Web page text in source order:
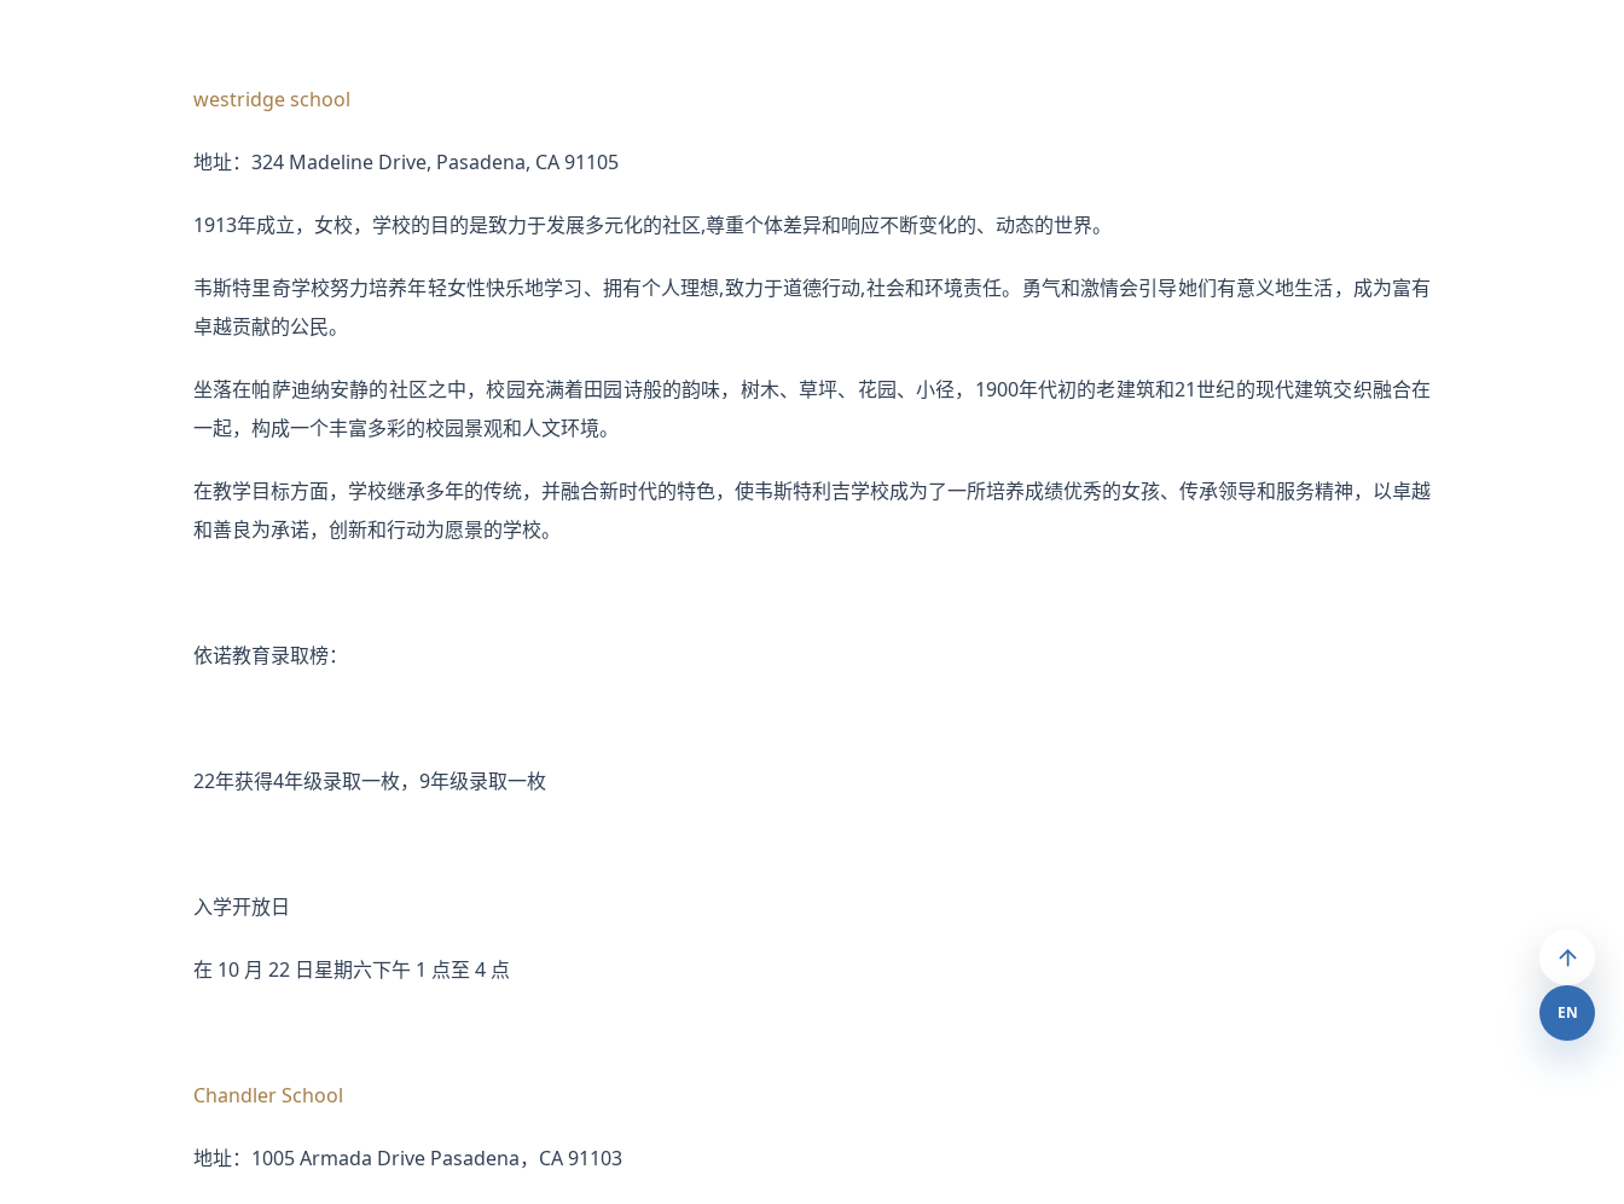
westridge school
地址：324 Madeline Drive, Pasadena, CA 91105
1913年成立，女校，学校的目的是致力于发展多元化的社区,尊重个体差异和响应不断变化的、动态的世界。
韦斯特里奇学校努力培养年轻女性快乐地学习、拥有个人理想,致力于道德行动,社会和环境责任。勇气和激情会引导她们有意义地生活，成为富有
卓越贡献的公民。
坐落在帕萨迪纳安静的社区之中，校园充满着田园诗般的韵味，树木、草坪、花园、小径，1900年代初的老建筑和21世纪的现代建筑交织融合在
一起，构成一个丰富多彩的校园景观和人文环境。
在教学目标方面，学校继承多年的传统，并融合新时代的特色，使韦斯特利吉学校成为了一所培养成绩优秀的女孩、传承领导和服务精神，以卓越
和善良为承诺，创新和行动为愿景的学校。
依诺教育录取榜：
22年获得4年级录取一枚，9年级录取一枚
入学开放日
在 10 月 22 日星期六下午 1 点至 4 点
Chandler School
地址：1005 Armada Drive Pasadena，CA 91103
EN